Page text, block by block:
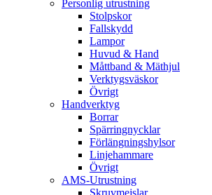
Personlig utrustning
Stolpskor
Fallskydd
Lampor
Huvud & Hand
Måttband & Mäthjul
Verktygsväskor
Övrigt
Handverktyg
Borrar
Spärringnycklar
Förlängningshylsor
Linjehammare
Övrigt
AMS-Utrustning
Skruvmejslar